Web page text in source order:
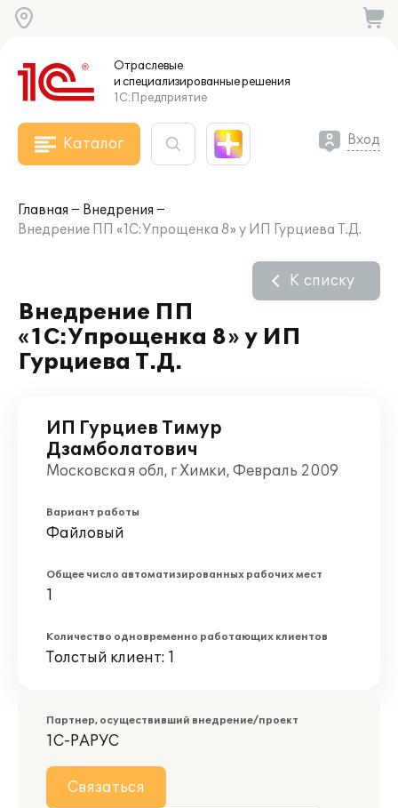
Отраслевые
и специализированныерешения
1С:Предприятие
Каталог Вход
Главная
Внедрения
Внедрение ПП «1С:Упрощенка 8» у ИП Гурциева Т.Д.
Внедрение ПП
«1С:Упрощенка 8» у ИП
Гурциева Т.Д.
К списку
ИП Гурциев Тимур
Дзамболатович
Московская обл, г Химки, Февраль 2009
Вариант работы
Файловый
Общее число автоматизированных рабочих мест
1
Количество одновременно работающих клиентов
Толстый клиент: 1
Партнер, осуществивший внедрение/проект
1С-РАРУС
Связаться